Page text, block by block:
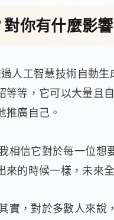
你有什麼影
人工智慧技術自動
等，它可以大量且
廣自己。
相信它對於每一位
的時候一樣，未來
實，對於多數人來